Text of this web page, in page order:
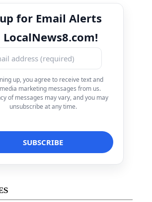
for Email Alerts
up, you agree to receive text and
marketing messages from us.
of messages may vary, and you may
unsubscribe at any time.